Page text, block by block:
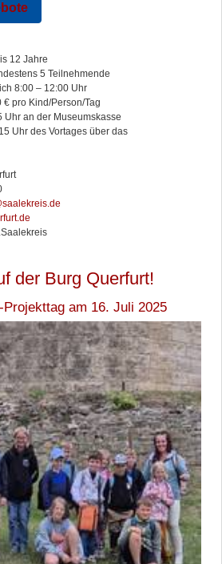
Jahre
5 Teilnehmende
– 12:00 Uhr
Person/Tag
der Museumskasse
des Vortages über das
der Burg Querfurt!
am 16. Juli 2025